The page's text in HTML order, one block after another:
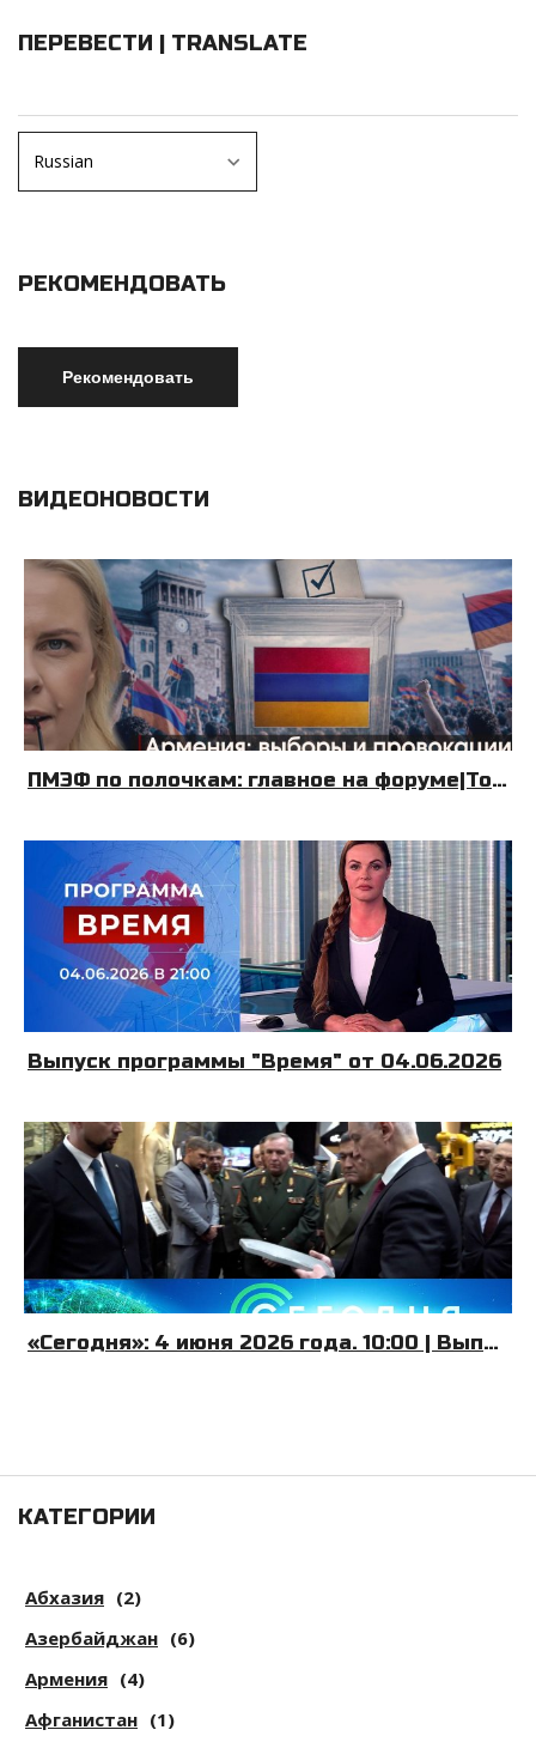
ПЕРЕВЕСТИ | TRANSLATE
РЕКОМЕНДОВАТЬ
ВИДЕОНОВОСТИ
ПМЭФ по полочкам: главное на форуме|Топливный Крым| Армения: выборы и провокации|08.06.26|УДНБ
Выпуск программы "Время" от 04.06.2026
«Сегодня»: 4 июня 2026 года. 10:00 | Выпуск новостей | Новости НТВ
КАТЕГОРИИ
Абхазия (2)
Азербайджан (6)
Армения (4)
Афганистан (1)